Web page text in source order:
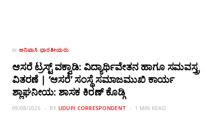
In ಅನಿವಾಸಿ ಭಾರತೀಯರು
ಆಸರೆ ಟ್ರಸ್ಟ್ ವಕ್ವಾಡಿ: ವಿದ್ಯಾರ್ಥಿವೇತನ ಹಾಗೂ ಸಮವಸ್ತ್ರ
ವಿತರಣೆ | ‘ಆಸರೆ’ ಸಂಸ್ಥೆ ಸಮಾಜಮುಖಿ ಕಾರ್ಯ
ಶ್ಲಾಘನೀಯ: ಶಾಸಕ ಕಿರಣ್ ಕೊಡ್ಗಿ
09/08/2026 BY UDUPI CORRESPONDENT 1 MIN READ